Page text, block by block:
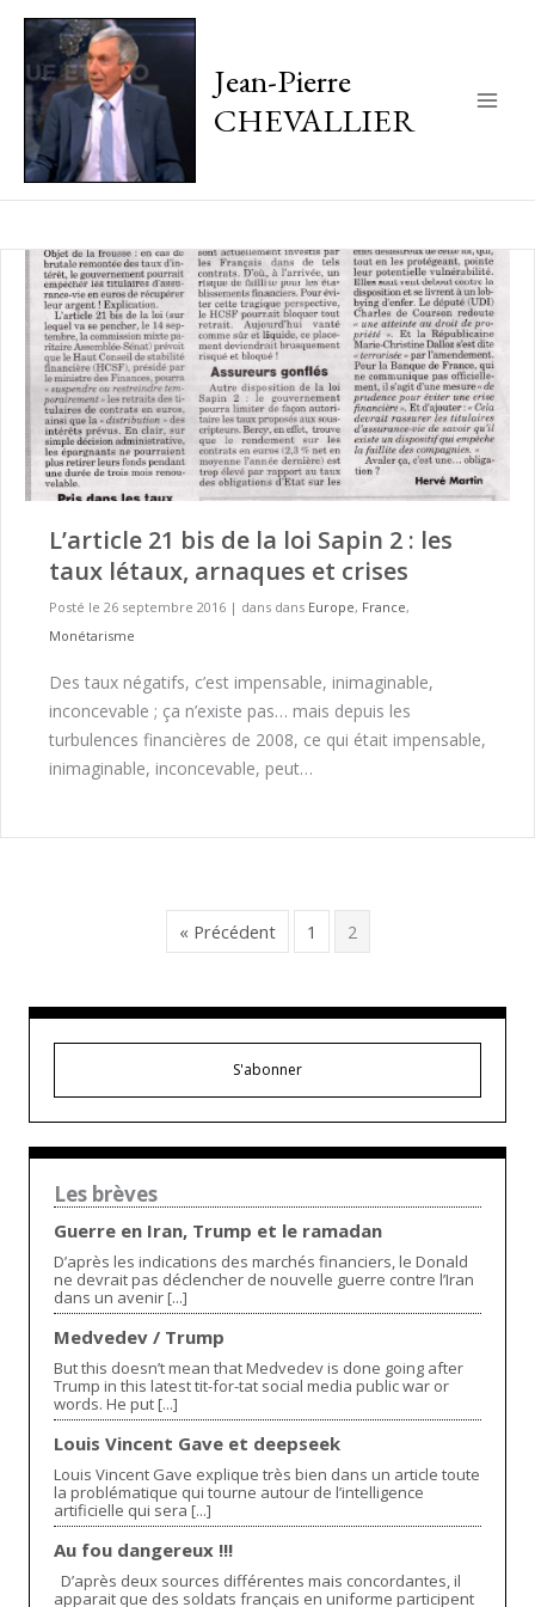
Jean-Pierre
CHEVALLIER
L’article 21 bis de la loi Sapin 2 : les
taux létaux, arnaques et crises
Posté le 26 septembre 2016 | dans dans Europe, France,
Monétarisme
Des taux négatifs, c’est impensable, inimaginable,
inconcevable ; ça n’existe pas… mais depuis les
turbulences financières de 2008, ce qui était impensable,
inimaginable, inconcevable, peut…
« Précédent 1 2
S'abonner
Les brèves
Guerre en Iran, Trump et le ramadan
D’après les indications des marchés financiers, le Donald
ne devrait pas déclencher de nouvelle guerre contre l’Iran
dans un avenir [...]
Medvedev / Trump
But this doesn’t mean that Medvedev is done going after
Trump in this latest tit-for-tat social media public war or
words. He put [...]
Louis Vincent Gave et deepseek
Louis Vincent Gave explique très bien dans un article toute
la problématique qui tourne autour de l’intelligence
artificielle qui sera [...]
Au fou dangereux !!!
D’après deux sources différentes mais concordantes, il
apparait que des soldats français en uniforme participent